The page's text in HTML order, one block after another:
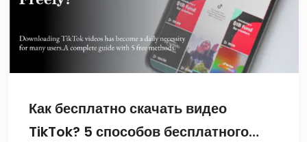
Как бесплатно скачать видео
TikTok? 5 способов бесплатного